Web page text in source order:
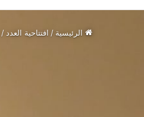
الرئيسية / افتتاحية العدد /